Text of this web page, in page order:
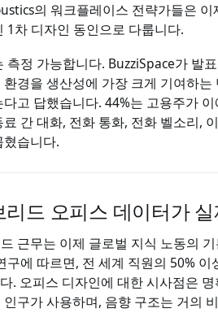
의 워크플레이스 전략가들은
1차 디자인 동인으로 다룹니다.
측정 가능합니다. BuzziSpace가 발
경을 생산성에 가장 크게 기여하
다고 답했습니다. 44%는 고용주가
간 대화, 전화 통화, 전화 벨소리,
습니다.
리드 오피스 데이터가
근무는 이제 글로벌 지식 노동의
구에 따르면, 전 세계 직원의 50%
. 오피스 디자인에 대한 시사점은
인구가 사용하며, 음향 구조는 거의